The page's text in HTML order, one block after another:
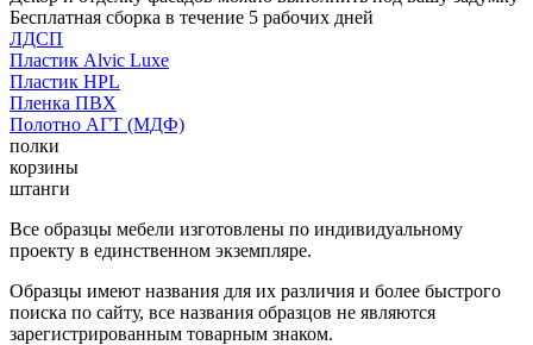
Бесплатная сборка в течение 5 рабочих дней
ЛДСП
Пластик Alvic Luxe
Пластик HPL
Пленка ПВХ
Полотно АГТ (МДФ)
полки
корзины
штанги
Все образцы мебели изготовлены по индивидуальному
проекту в единственном экземпляре.
Образцы имеют названия для их различия и более быстрого
поиска по сайту, все названия образцов не являются
зарегистрированным товарным знаком.